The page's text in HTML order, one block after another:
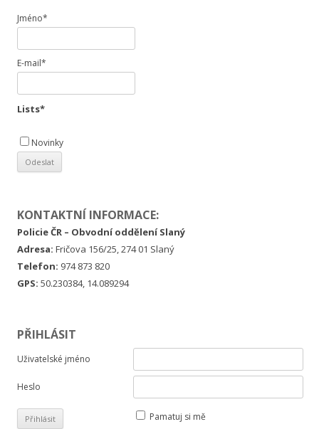
Jméno*
E-mail*
Lists*
Novinky
KONTAKTNÍ INFORMACE:
Policie ČR – Obvodní oddělení Slaný
Adresa: Fričova 156/25, 274 01 Slaný
Telefon: 974 873 820
GPS: 50.230384, 14.089294
PŘIHLÁSIT
Uživatelské jméno
Heslo
Pamatuj si mě